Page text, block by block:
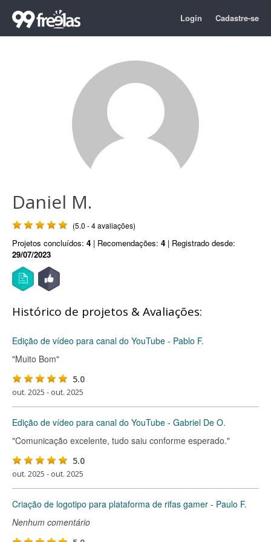
Login Cadastre-se
Daniel M.
(5.0 - 4 avaliações)
Projetos concluídos: 4 | Recomendações: 4 | Registrado desde:
29/07/2023
Histórico de projetos & Avaliações:
Edição de vídeo para canal do YouTube - Pablo F.
"Muito Bom"
5.0
out. 2025 - out. 2025
Edição de vídeo para canal do YouTube - Gabriel De O.
"Comunicação excelente, tudo saiu conforme esperado."
5.0
out. 2025 - out. 2025
Criação de logotipo para plataforma de rifas gamer - Paulo F.
Nenhum comentário